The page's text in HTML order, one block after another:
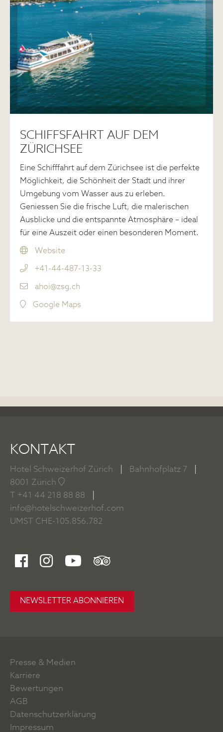
SCHIFFSFAHRT AUF DEM
ZÜRICHSEE
Eine Schifffahrt auf dem Zürichsee ist die perfekte
Möglichkeit, die Schönheit der Stadt und ihrer
Umgebung vom Wasser aus zu erleben.
Geniessen Sie die frische Luft, die malerischen
Ausblicke und die entspannte Atmosphäre – ideal
für eine Auszeit oder einen besonderen Moment.
Website
+41-44-487-13-33
ahoi@zsg.ch
Google Maps
KONTAKT
Hotel Schweizerhof Zürich Bahnhofplatz 7
8001 Zürich
+41 44 218 88 88
info@hotelschweizerhof.com
UMST CHE-105.856.782
NEWSLETTER ABONNIEREN
Presse & Medien
Karriere
Bewertungen
AGB
Datenschutzerklärung
Impressum